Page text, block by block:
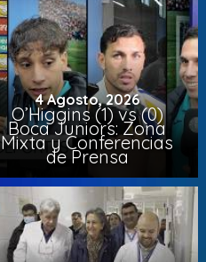
4 Agosto, 2026
O’Higgins (1) vs (0)
Boca Juniors: Zona
Mixta y Conferencias
de Prensa